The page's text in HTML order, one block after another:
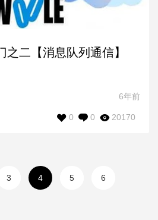
之二【消息队列通信】
6年前
20170
0
0
3 4 5 6